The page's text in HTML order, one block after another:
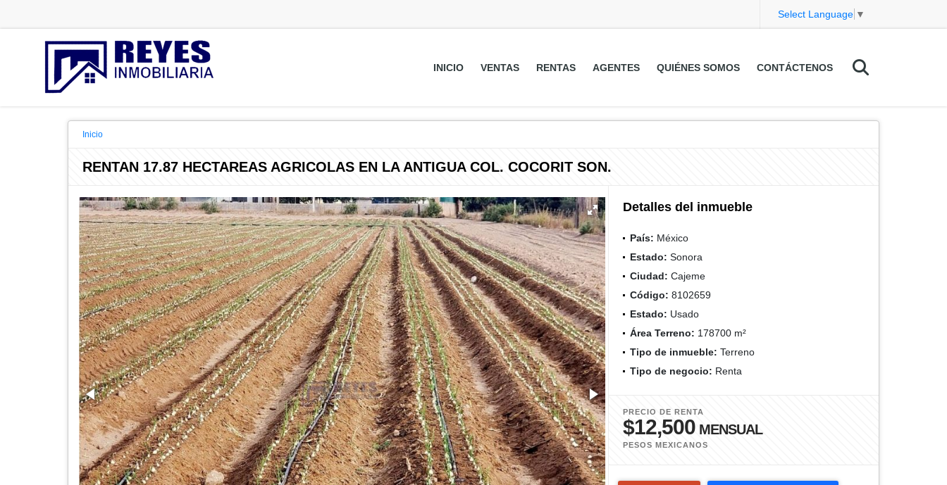
Select Language ▼
INICIO VENTAS RENTAS AGENTES QUIÉNES SOMOS CONTÁCTENOS
Inicio
RENTAN 17.87 HECTAREAS AGRICOLAS EN LA ANTIGUA COL. COCORIT SON.
Detalles del inmueble
País: México
Estado: Sonora
Ciudad: Cajeme
Código: 8102659
Estado: Usado
Área Terreno: 178700 m²
Tipo de inmueble: Terreno
Tipo de negocio: Renta
PRECIO DE RENTA
$12,500 MENSUAL
PESOS MEXICANOS